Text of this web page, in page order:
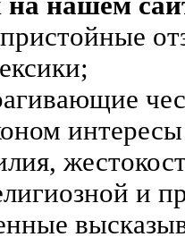
и